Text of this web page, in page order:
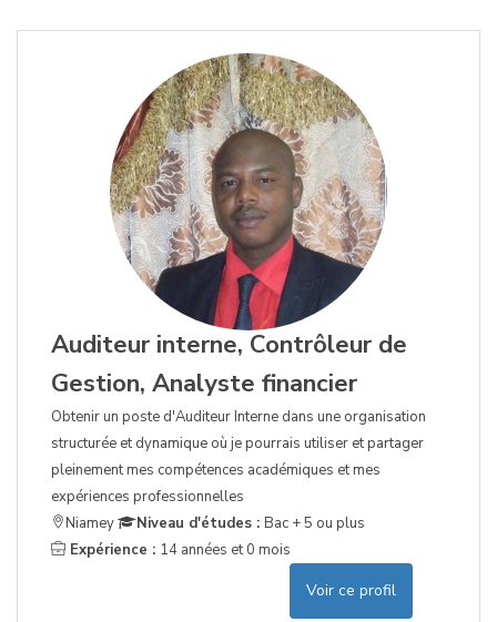
Auditeur interne, Contrôleur de
Gestion, Analyste financier
Obtenir un poste d'Auditeur Interne dans une organisation
structurée et dynamique où je pourrais utiliser et partager
pleinement mes compétences académiques et mes
expériences professionnelles
Niamey
Niveau d'études : Bac + 5 ou plus
Expérience : 14 années et 0 mois
Voir ce profil